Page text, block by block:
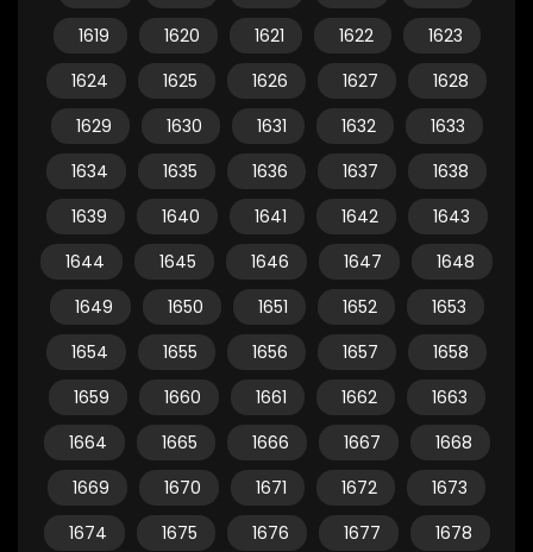
1619
1620 1621 1622
1623
1624
1625 1626 1627
1628
1629
1630 1631 1632
1633
1634
1635 1636 1637
1638
1639
1640 1641 1642
1643
1644
1645 1646 1647
1648
1649
1650 1651 1652
1653
1654
1655 1656 1657
1658
1659
1660 1661 1662
1663
1664
1665 1666 1667
1668
1669
1670 1671 1672
1673
1674
1675 1676 1677
1678